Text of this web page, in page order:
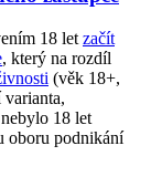
18 let začít
, který na rozdíl
(věk 18+,
18 let
oboru podnikání